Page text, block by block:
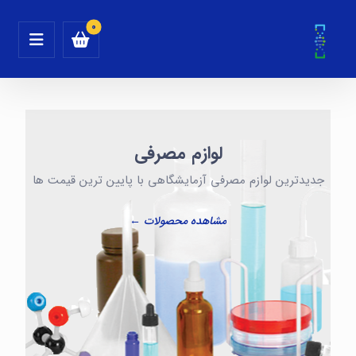
لوازم مصرفی
جدیدترین لوازم مصرفی آزمایشگاهی با پایین ترین قیمت ها
مشاهده محصولات ←